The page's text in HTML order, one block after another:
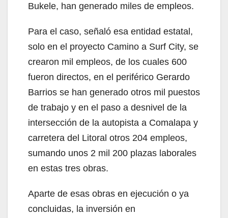
Bukele, han generado miles de empleos.
Para el caso, señaló esa entidad estatal,
solo en el proyecto Camino a Surf City, se
crearon mil empleos, de los cuales 600
fueron directos, en el periférico Gerardo
Barrios se han generado otros mil puestos
de trabajo y en el paso a desnivel de la
intersección de la autopista a Comalapa y
carretera del Litoral otros 204 empleos,
sumando unos 2 mil 200 plazas laborales
en estas tres obras.
Aparte de esas obras en ejecución o ya
concluidas, la inversión en